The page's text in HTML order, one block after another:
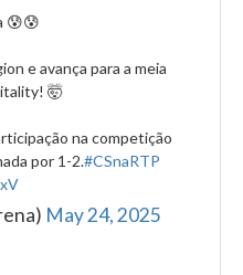
😰😰
e avança para a meia
🤯
na competição
por 1-2.#CSnaRTP
May 24, 2025